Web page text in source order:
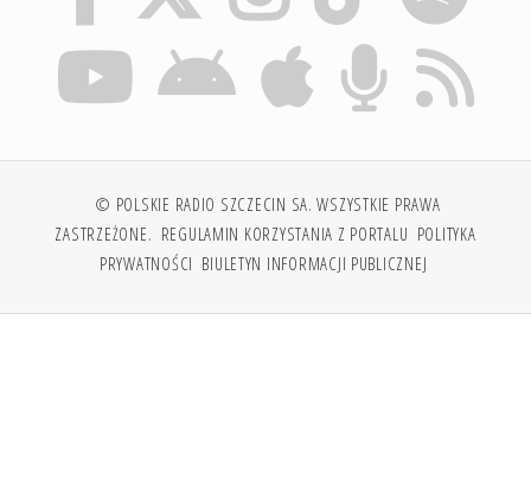
© POLSKIE RADIO SZCZECIN SA. WSZYSTKIE PRAWA
ZASTRZEŻONE. REGULAMIN KORZYSTANIA Z PORTALU POLITYKA
PRYWATNOŚCI BIULETYN INFORMACJI PUBLICZNEJ